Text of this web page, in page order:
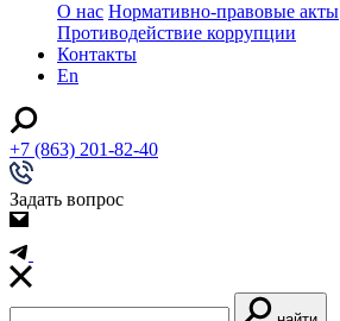
О нас Нормативно-правовые акты
Противодействие коррупции
Контакты
En
+7 (863) 201-82-40
Задать вопрос